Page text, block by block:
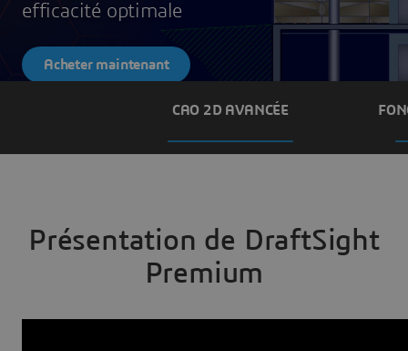
efficacité optimale
Acheter maintenant
CAO 2D AVANCÉE
Présentation de DraftSight
Premium